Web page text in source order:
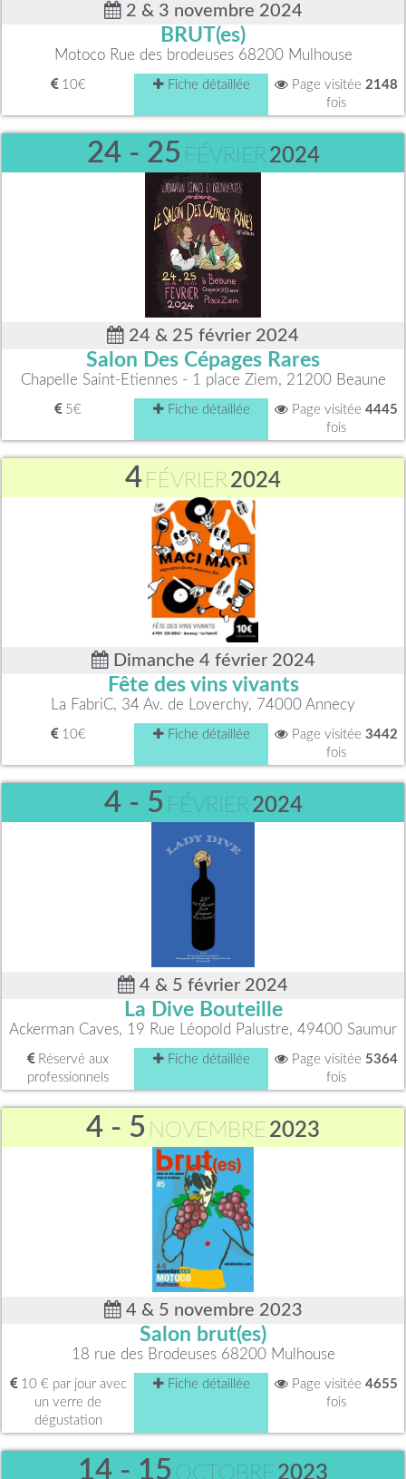
2 & 3 novembre 2024
BRUT(es)
Motoco Rue des brodeuses 68200 Mulhouse
10€ Fiche détaillée Page visitée 2148
fois
24 - 25 FÉVRIER 2024
24 & 25 février 2024
Salon Des Cépages Rares
Chapelle Saint-Etiennes - 1 place Ziem, 21200 Beaune
5€ Fiche détaillée Page visitée 4445
fois
4 FÉVRIER 2024
Dimanche 4 février 2024
Fête des vins vivants
La FabriC, 34 Av. de Loverchy, 74000 Annecy
10€ Fiche détaillée Page visitée 3442
fois
4 - 5 FÉVRIER 2024
4 & 5 février 2024
La Dive Bouteille
Ackerman Caves, 19 Rue Léopold Palustre, 49400 Saumur
Réservé aux
professionnels
Fiche détaillée Page visitée 5364
fois
4 - 5 NOVEMBRE 2023
4 & 5 novembre 2023
Salon brut(es)
18 rue des Brodeuses 68200 Mulhouse
10 € par jour avec
un verre de
dégustation
Fiche détaillée Page visitée 4655
fois
14 - 15 OCTOBRE 2023